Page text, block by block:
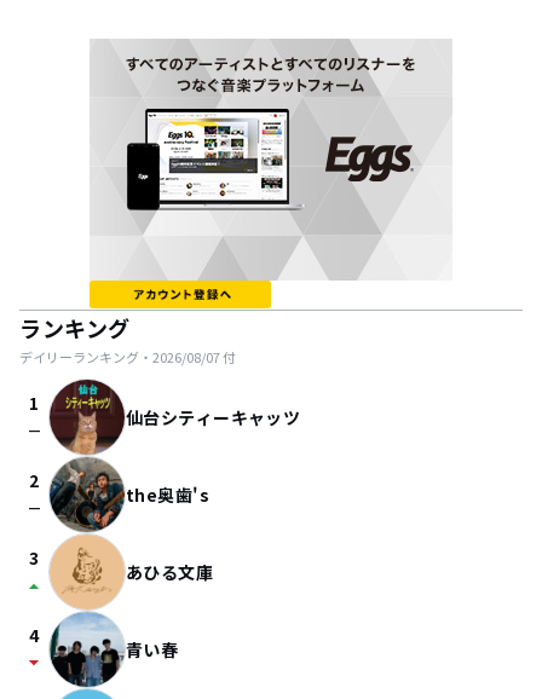
ランキング
デイリーランキング・ 2026/08/07付
1
check_indeterminate_small 仙台シティーキャッツ
2
check_indeterminate_small the奥歯's
3
arrow_drop_up あひる文庫
4
arrow_drop_down 青い春